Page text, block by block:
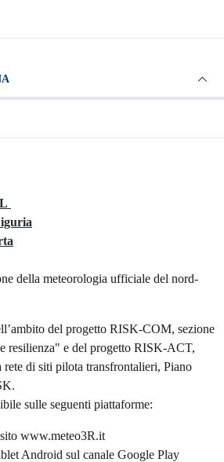
della meteorologia ufficiale del nord-
del progetto RISK-COM, sezione
resilienza" e del progetto RISK-ACT,
di siti pilota transfrontalieri, Piano
sulle seguenti piattaforme:
www.meteo3R.it
Android sul canale Google Play